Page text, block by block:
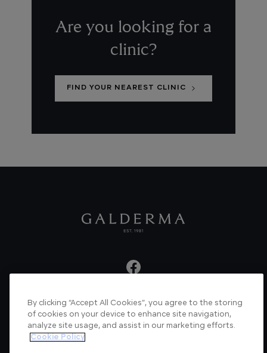
Are you looking for a
clinic?
FIND YOUR NEAREST CLINIC
About us Articles News Videos
Verified Certificate Contact us
By clicking “Accept All Cookies”, you agree to the storing
of cookies on your device to enhance site navigation,
analyze site usage, and assist in our marketing efforts.
Cookie Policy